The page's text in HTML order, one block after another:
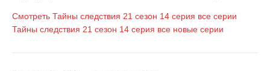
Смотреть Тайны следствия 21 сезон 14 серия все серии
Тайны следствия 21 сезон 14 серия все новые серии